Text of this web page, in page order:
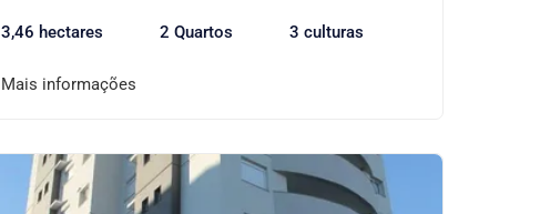
3,46 hectares 2 Quartos 3 culturas
Mais informações